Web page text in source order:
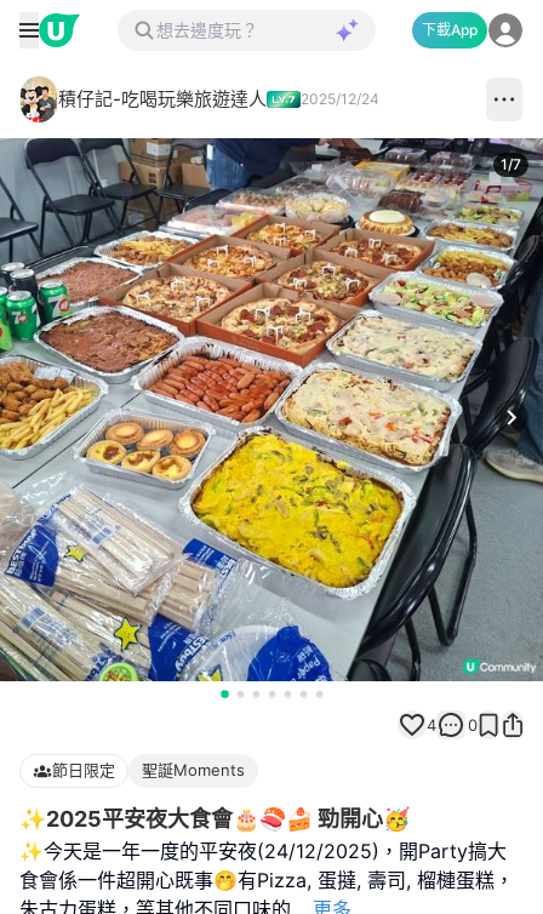
下載App
積仔記-吃喝玩樂旅遊達人 2025/12/24
1/7
4 0
節日限定 聖誕Moments
✨️2025平安夜大食會🎂🍣🍰 勁開心🥳
✨️今天是一年一度的平安夜(24/12/2025)，開Party搞大
食會係一件超開心既事🤭有Pizza, 蛋撻, 壽司, 榴槤蛋糕，
朱古力蛋糕，等其他不同口味的... 更多